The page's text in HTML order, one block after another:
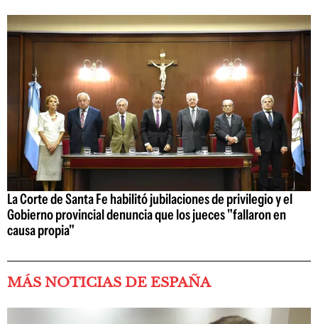
La Corte de Santa Fe habilitó jubilaciones de privilegio y el
Gobierno provincial denuncia que los jueces "fallaron en
causa propia"
MÁS NOTICIAS DE ESPAÑA